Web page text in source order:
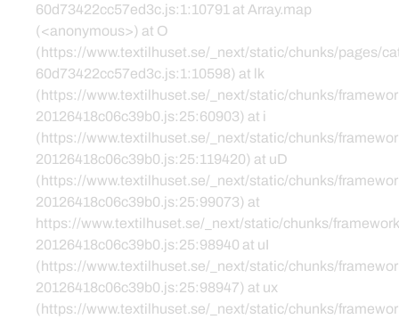
60d73422cc57ed3c.js:1:10791 at Array.map
(<anonymous>) at O
(https://www.textilhuset.se/_next/static/chunks/pages/
60d73422cc57ed3c.js:1:10598) at lk
(https://www.textilhuset.se/_next/static/chunks/
20126418c06c39b0.js:25:60903) at i
(https://www.textilhuset.se/_next/static/chunks/
20126418c06c39b0.js:25:119420) at uD
(https://www.textilhuset.se/_next/static/chunks/
20126418c06c39b0.js:25:99073) at
https://www.textilhuset.se/_next/static/chunks/
20126418c06c39b0.js:25:98940 at uI
(https://www.textilhuset.se/_next/static/chunks/
20126418c06c39b0.js:25:98947) at ux
(https://www.textilhuset.se/_next/static/chunks/